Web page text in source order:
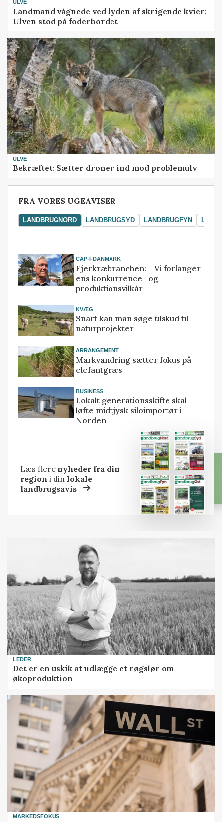
ULVE
Landmand vågnede ved lyden af skrigende kvier:
Ulven stod på foderbordet
ULVE
Bekræftet: Sætter droner ind mod problemulv
FRA VORES UGEAVISER
LANDBRUGNORD LANDBRUGSYD LANDBRUGFYN
CAP-I-DANMARK
Fjerkræbranchen: - Vi forlanger
ens konkurrence- og
produktionsvilkår
KVÆG
Snart kan man søge tilskud til
naturprojekter
ARRANGEMENT
Markvandring sætter fokus på
elefantgræs
BUSINESS
Lokalt generationsskifte skal
løfte midtjysk siloimportør i
Norden
Læs flere nyheder fra din
region i dinlokale
landbrugsavis
LEDER
Det er en uskik at udlægge et røgslør om
økoproduktion
MARKEDSFOKUS